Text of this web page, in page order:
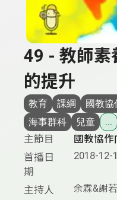
49 - 教師素
的提升
教育 課綱 國教協
海事群科
兒童 ...
主節目
國教協作
首播日
期
2018-12-
主持人 余霖&謝